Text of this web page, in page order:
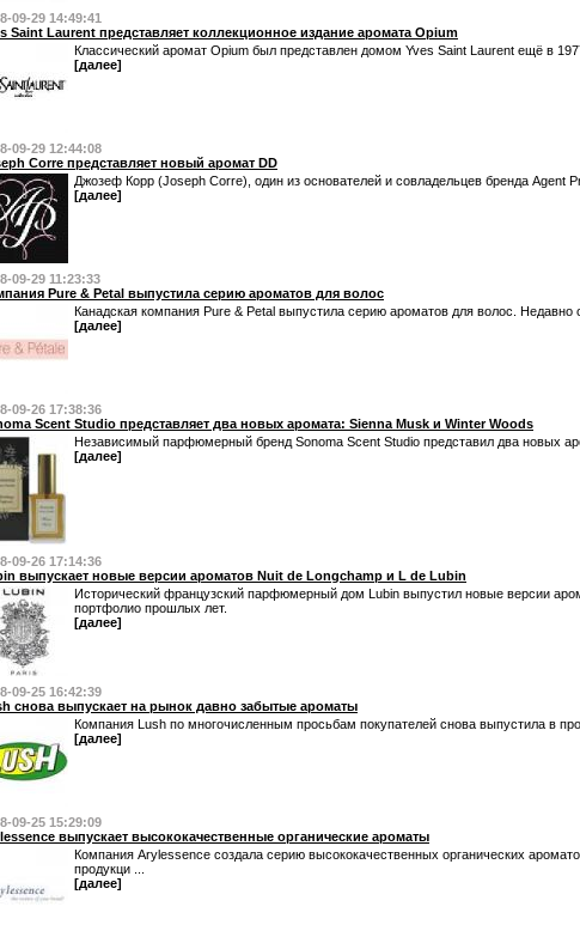
09-29 14:49:41
Saint Laurent представляет коллекционное издание аромата Opium
Классический аромат Opium был представлен домом Yves Saint Laurent ещё в
[далее]
09-29 12:44:08
Corre представляет новый аромат DD
Джозеф Корр (Joseph Corre), один из основателей и совладельцев бренда Agent
[далее]
09-29 11:23:33
Pure & Petal выпустила серию ароматов для волос
Канадская компания Pure & Petal выпустила серию ароматов для волос. Недавно
[далее]
09-26 17:38:36
Scent Studio представляет два новых аромата: Sienna Musk и Winter Woods
Независимый парфюмерный бренд Sonoma Scent Studio представил два новых
[далее]
09-26 17:14:36
выпускает новые версии ароматов Nuit de Longchamp и L de Lubin
Исторический французский парфюмерный дом Lubin выпустил новые версии
портфолио прошлых лет.
[далее]
09-25 16:42:39
снова выпускает на рынок давно забытые ароматы
Компания Lush по многочисленным просьбам покупателей снова выпустила в
[далее]
09-25 15:29:09
выпускает высококачественные органические ароматы
Компания Arylessence создала серию высококачественных органических
продукци ...
[далее]